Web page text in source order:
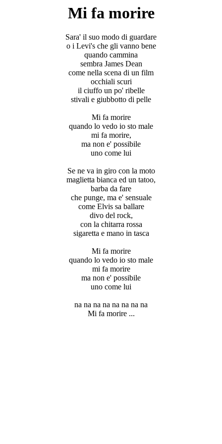
Mi fa morire
Sara' il suo modo di guardare
o i Levi's che gli vanno bene
quando cammina
sembra James Dean
come nella scena di un film
occhiali scuri
il ciuffo un po' ribelle
stivali e giubbotto di pelle
Mi fa morire
quando lo vedo io sto male
mi fa morire,
ma non e' possibile
uno come lui
Se ne va in giro con la moto
maglietta bianca ed un tatoo,
barba da fare
che punge, ma e' sensuale
come Elvis sa ballare
divo del rock,
con la chitarra rossa
sigaretta e mano in tasca
Mi fa morire
quando lo vedo io sto male
mi fa morire
ma non e' possibile
uno come lui
na na na na na na na na
Mi fa morire ...